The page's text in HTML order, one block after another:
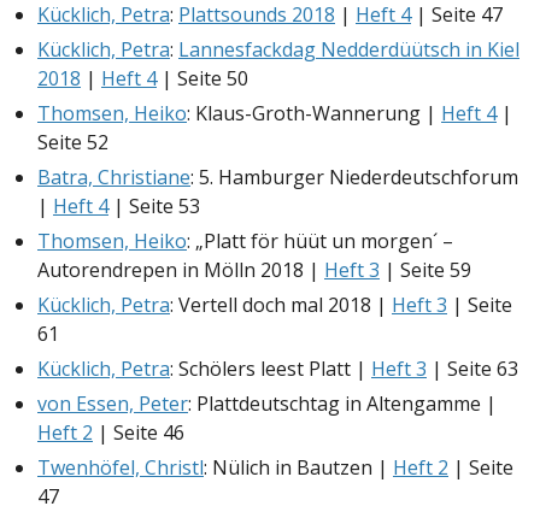
Kücklich, Petra: Plattsounds 2018 | Heft 4| Seite 47
Kücklich, Petra: Lannesfackdag Nedderdüütsch in Kiel
2018 | Heft 4| Seite 50
Thomsen, Heiko: Klaus-Groth-Wannerung | Heft 4|
Seite 52
Batra, Christiane: 5. Hamburger Niederdeutschforum
| Heft 4| Seite 53
Thomsen, Heiko: „Platt för hüüt un morgen´ –
Autorendrepen in Mölln 2018 | Heft 3 | Seite 59
Kücklich, Petra: Vertell doch mal 2018 | Heft 3 | Seite
61
Kücklich, Petra: Schölers leest Platt | Heft 3 | Seite 63
von Essen, Peter: Plattdeutschtag in Altengamme |
Heft 2 | Seite 46
Twenhöfel, Christl: Nülich in Bautzen | Heft 2 | Seite
47